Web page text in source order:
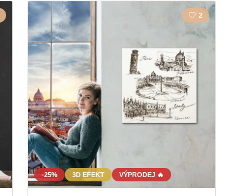
-25% 3D EFEKT VÝPRODEJ 🔥
2